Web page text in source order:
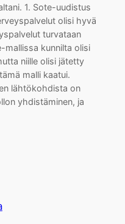
1. Sote-uudistus
olisi hyvä
turvataan
mallissa kunnilta olisi
niille olisi jätetty
malli kaatui.
lähtökohdista on
yhdistäminen, ja